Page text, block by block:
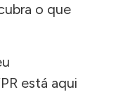
o que
está aqui